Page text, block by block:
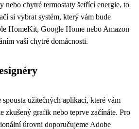
nebo chytré termostaty šetřící energie, to
si vybrat systém, který vám bude
HomeKit, Google Home nebo Amazon
vaší chytré domácnosti.
užitečných aplikací, které vám
zkušený grafik nebo teprve začínáte. Pro
úrovni doporučujeme Adobe